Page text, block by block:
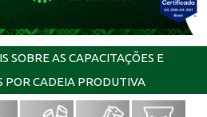
SOBRE AS CAPACITAÇÕES E
POR CADEIA PRODUTIVA